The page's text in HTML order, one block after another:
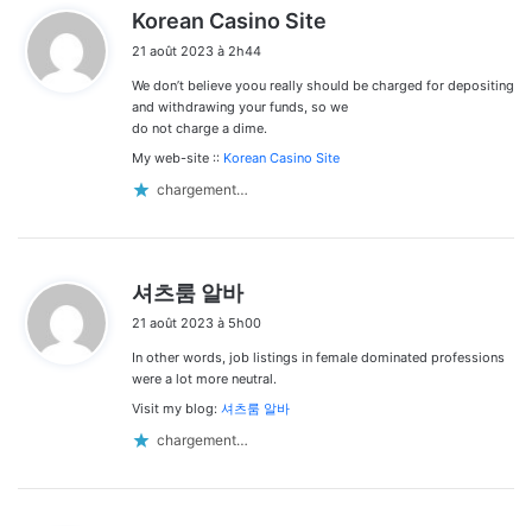
Korean Casino Site
21 août 2023 à 2h44
We don’t believe yoou really should be charged for depositing
and withdrawing your funds, so we
do not charge a dime.
My web-site :: Korean Casino Site
chargement…
셔츠룸 알바
t
:
21 août 2023 à 5h00
In other words, job listings in female dominated professions
were a lot more neutral.
Visit my blog: 셔츠룸 알바
chargement…